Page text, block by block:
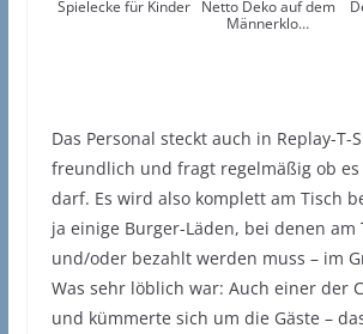
Spielecke für Kinder
Netto Deko auf dem
Männerklo…
Das Personal steckt auch in Replay-T-
freundlich und fragt regelmäßig ob es
darf. Es wird also komplett am Tisch
ja einige Burger-Läden, bei denen am
und/oder bezahlt werden muss – im
Was sehr löblich war: Auch einer der
und kümmerte sich um die Gäste –